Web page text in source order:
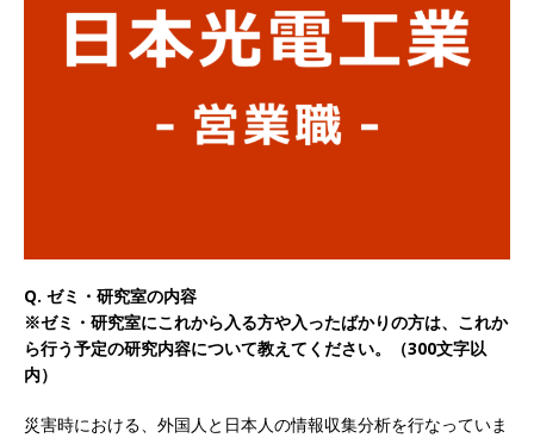
メーカー ｜ 9期連続の最高益・11期連続の10%
以上営業増益を達成 ｜ プライム上場 ｜ カプコン
[ 2026年5月15日 ]
【 28卒 ｜ 早期選考直結型の
体育会積極採用企業
[ 2026年5月15日 ] 【 28卒 ｜ インターンシップ
グループ企業 ｜ 日本トップレベルの企業へ幅広
Q. ゼミ・研究室の内容
※ゼミ・研究室にこれから入る方や入ったばかりの方は、これか
ら行う予定の研究内容について教えてください。（300文字以
内）
災害時における、外国人と日本人の情報収集分析を行なっていま